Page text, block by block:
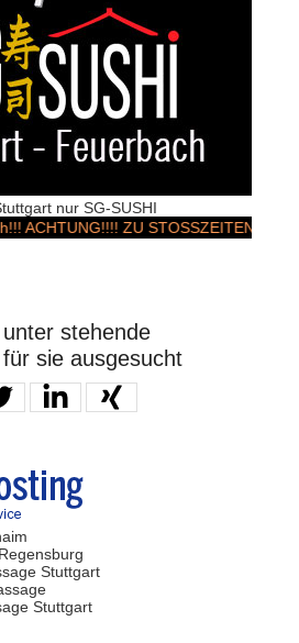
nur SG-SUSHI
ZU STOSSZEITEN &
stehende
sie ausgesucht
Stuttgart
Stuttgart